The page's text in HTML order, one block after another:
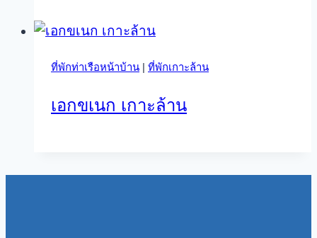
ที่พักท่าเรือหน้าบ้าน | ที่พักเกาะล้าน
เอกขเนก เกาะล้าน